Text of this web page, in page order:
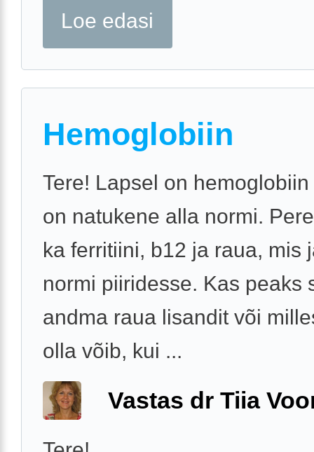
Loe edasi
Hemoglobiin
Tere! Lapsel on
on natukene alla normi.
ka ferritiini, b12 ja raua, mis
normi piiridesse. Kas peaks
andma raua lisandit või
olla võib, kui ...
Vastas dr Tiia